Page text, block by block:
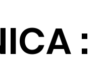
: